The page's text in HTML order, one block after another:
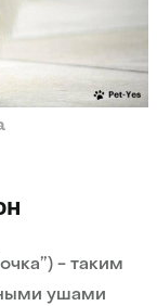
- таким
ушами